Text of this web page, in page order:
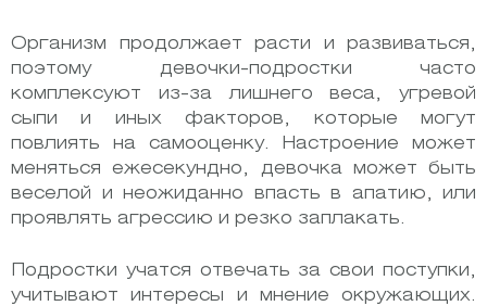
Организм продолжает расти и развиваться,
поэтому девочки-подростки часто
комплексуют из-за лишнего веса, угревой
сыпи и иных факторов, которые могут
повлиять на самооценку. Настроение может
меняться ежесекундно, девочка может быть
веселой и неожиданно впасть в апатию, или
проявлять агрессию и резко заплакать.
Подростки учатся отвечать за свои поступки,
учитывают интересы и мнение окружающих.